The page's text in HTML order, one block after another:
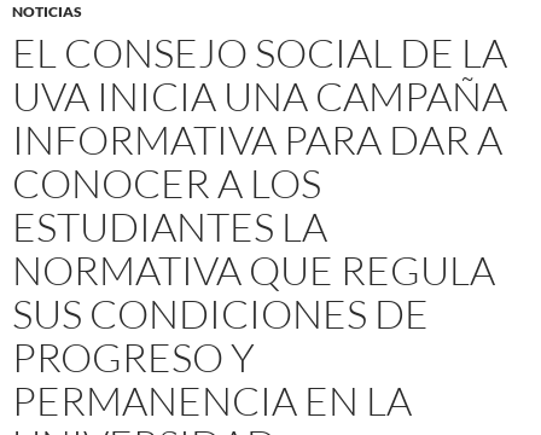
NOTICIAS
EL CONSEJO SOCIAL DE LA
UVA INICIA UNA CAMPAÑA
INFORMATIVA PARA DAR A
CONOCER A LOS
ESTUDIANTES LA
NORMATIVA QUE REGULA
SUS CONDICIONES DE
PROGRESO Y
PERMANENCIA EN LA